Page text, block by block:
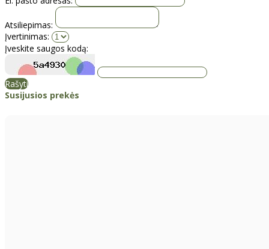
Atsiliepimas:
Įvertinimas:
Įveskite saugos kodą:
Rašyti
Susijusios prekės